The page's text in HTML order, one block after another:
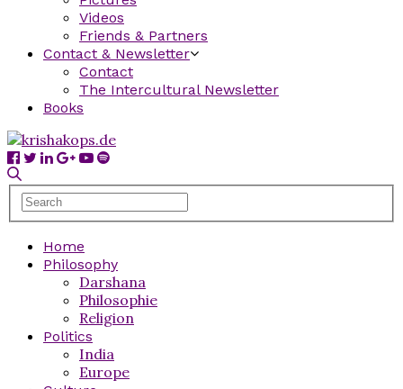
Videos
Friends & Partners
Contact & Newsletter
Contact
The Intercultural Newsletter
Books
Home
Philosophy
Darshana
Philosophie
Religion
Politics
India
Europe